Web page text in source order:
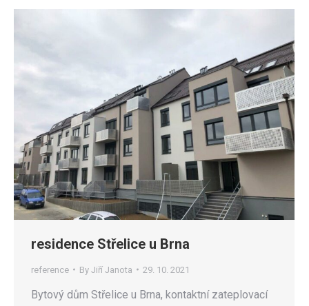
residence Střelice u Brna
reference By Jiří Janota 29. 10. 2021
Bytový dům Střelice u Brna, kontaktní zateplovací